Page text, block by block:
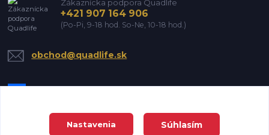
Zákaznícka podpora Quadlife
+421 907 164 906
(Po-Pi, 9-18 hod. So-Ne, 10-18 hod.)
obchod@quadlife.sk
Nastavenia Súhlasím